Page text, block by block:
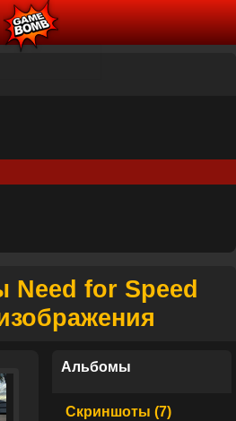
Need for Speed
Альбомы
Скриншоты (7)